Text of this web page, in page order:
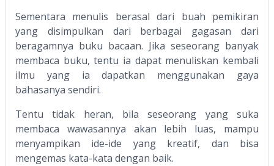
Sementara menulis berasal dari buah pemikiran
yang disimpulkan dari berbagai gagasan dari
beragamnya buku bacaan. Jika seseorang banyak
membaca buku, tentu ia dapat menuliskan kembali
ilmu yang ia dapatkan menggunakan gaya
bahasanya sendiri.
Tentu tidak heran, bila seseorang yang suka
membaca wawasannya akan lebih luas, mampu
menyampikan ide-ide yang kreatif, dan bisa
mengemas kata-kata dengan baik.